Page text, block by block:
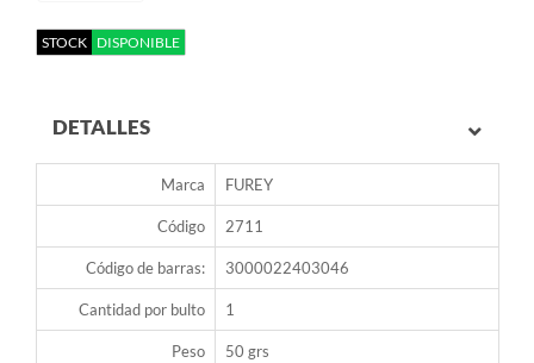
STOCK DISPONIBLE
DETALLES
Marca FUREY
Código 2711
Código de barras: 3000022403046
Cantidad por bulto 1
Peso 50 grs